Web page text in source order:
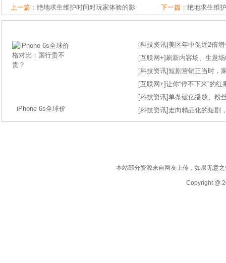
上一篇： 绝地求生维护时间对玩家体验的影 下一篇： 绝地求生维
iPhone 6s全球价
[科技资讯] 美区年中促近2倍
[互联网+] 刷新内容场、生意
[科技资讯]短剧营销正当时，
[互联网+]让你“停不下来”的
[科技资讯]单条破亿播放、粉
[科技资讯] 走向精品化的短剧
本站部分资源来自网友上传，如果无意
Copyright @